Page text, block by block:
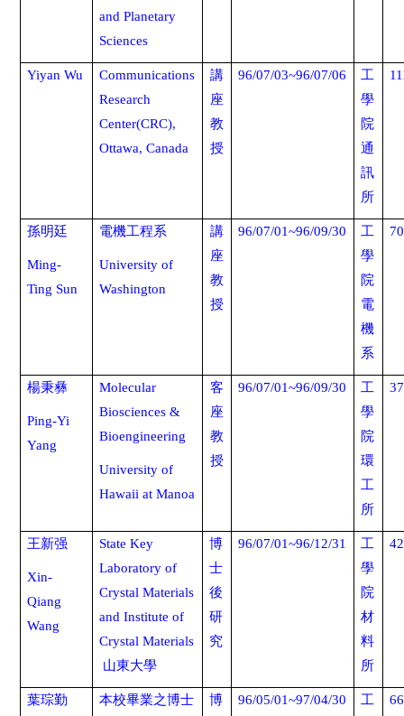
and Planetary
Sciences
Yiyan Wu
Communications
Research
Center(CRC),
Ottawa, Canada
講
座
教
授
96/07/03~96/07/06
工
學
院
通
訊
所
孫明廷
Ming-
Ting Sun
電機工程系
University of
Washington
講
座
教
授
96/07/01~96/09/30
工
學
院
電
機
系
楊秉彝
Ping-Yi
Yang
Molecular
Biosciences &
Bioengineering
University of
Hawaii at Manoa
客
座
教
授
96/07/01~96/09/30
工
學
院
環
工
所
王新强
Xin-
Qiang
Wang
State Key
Laboratory of
Crystal Materials
and Institute of
Crystal Materials
山東大學
博
士
後
研
究
96/07/01~96/12/31
工
學
院
材
料
所
葉琮勤
本校畢業之博士
博
96/05/01~97/04/30
工